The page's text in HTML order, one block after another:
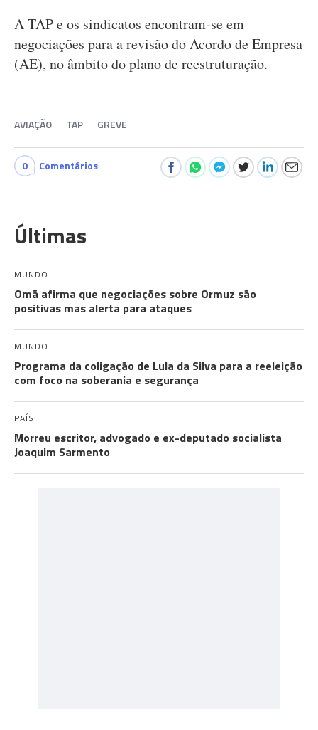
A TAP e os sindicatos encontram-se em
negociações para a revisão do Acordo de Empresa
(AE), no âmbito do plano de reestruturação.
AVIAÇÃO TAP GREVE
0 Comentários
Últimas
MUNDO
Omã afirma que negociações sobre Ormuz são
positivas mas alerta para ataques
MUNDO
Programa da coligação de Lula da Silva para a reeleição
com foco na soberania e segurança
PAÍS
Morreu escritor, advogado e ex-deputado socialista
Joaquim Sarmento